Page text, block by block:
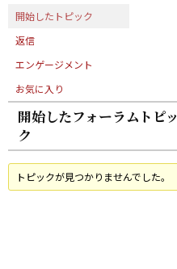
開始したトピック
返信
エンゲージメント
お気に入り
開始したフォーラムトピッ
ク
トピックが見つかりませんでした。